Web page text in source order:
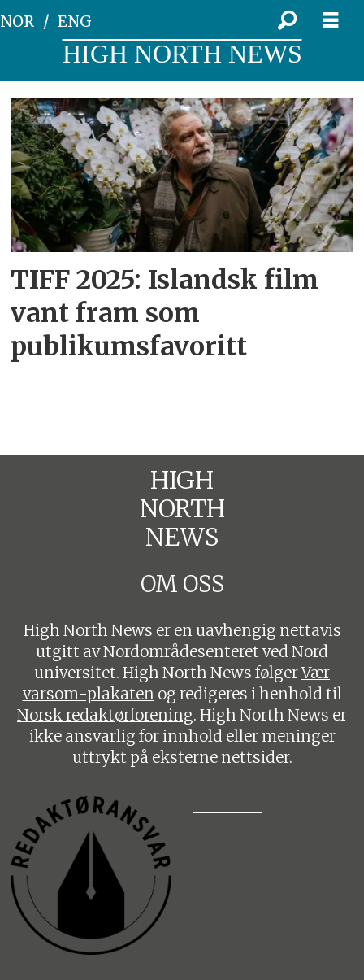
NOR ENG
HIGH NORTH NEWS
Tag:
kortfilm
TIFF 2025: Islandsk film
vant fram som
publikumsfavoritt
HIGH
NORTH
NEWS
OM OSS
High North News er en uavhengig nettavis
utgitt av Nordområdesenteret ved Nord
universitet. High North News følgerVær
varsom-plakaten og redigeres i henhold til
Norsk redaktørforening. High North News er
ikke ansvarlig for innhold eller meninger
uttrykt på eksterne nettsider.